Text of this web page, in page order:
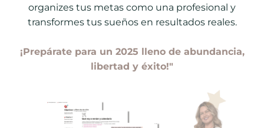
organizes tus metas como una profesional y
transformes tus sueños en resultados reales.
¡Prepárate para un 2025 lleno de abundancia,
libertad y éxito!"